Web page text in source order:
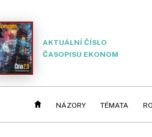
AKTUÁLNÍ ČÍSLO
ČASOPISU EKONOM
NÁZORY TÉMATA